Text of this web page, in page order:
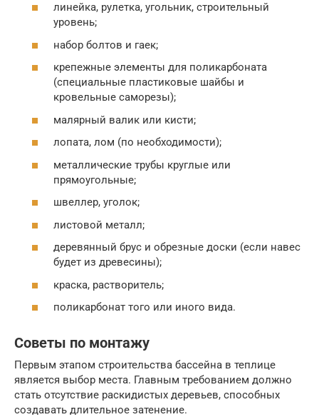
линейка, рулетка, угольник, строительный
уровень;
набор болтов и гаек;
крепежные элементы для поликарбоната
(специальные пластиковые шайбы и
кровельные саморезы);
малярный валик или кисти;
лопата, лом (по необходимости);
металлические трубы круглые или
прямоугольные;
швеллер, уголок;
листовой металл;
деревянный брус и обрезные доски (если навес
будет из древесины);
краска, растворитель;
поликарбонат того или иного вида.
Советы по монтажу
Первым этапом строительства бассейна в теплице
является выбор места. Главным требованием должно
стать отсутствие раскидистых деревьев, способных
создавать длительное затенение.